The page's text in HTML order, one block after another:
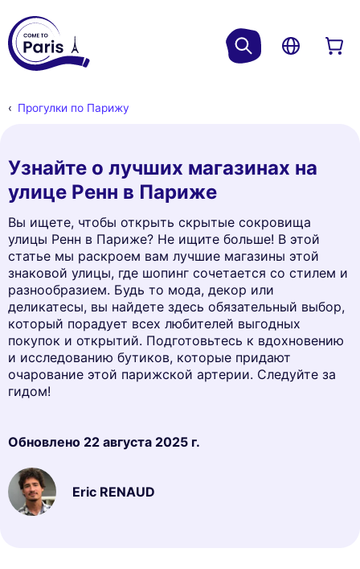
Прогулки по Парижу
Узнайте о лучших магазинах на
улице Ренн в Париже
Вы ищете, чтобы открыть скрытые сокровища
улицы Ренн в Париже? Не ищите больше! В этой
статье мы раскроем вам лучшие магазины этой
знаковой улицы, где шопинг сочетается со стилем и
разнообразием. Будь то мода, декор или
деликатесы, вы найдете здесь обязательный выбор,
который порадует всех любителей выгодных
покупок и открытий. Подготовьтесь к вдохновению
и исследованию бутиков, которые придают
очарование этой парижской артерии. Следуйте за
гидом!
Обновлено 22 августа 2025 г.
Eric RENAUD